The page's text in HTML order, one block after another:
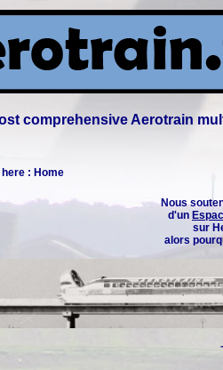
comprehensive Aerotrain
here : Home
Nous
d'un
sur
alors